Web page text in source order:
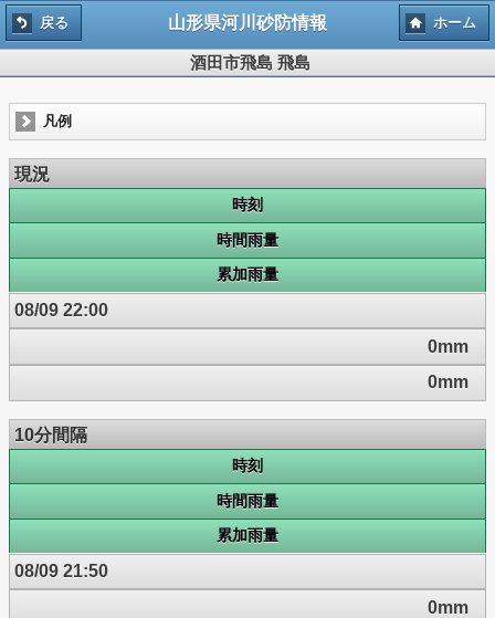
戻る 山形県河川砂防情報 ホーム
酒田市飛島 飛島
凡例
現況
時刻
時間雨量
累加雨量
08/09 22:00
0mm
0mm
10分間隔
時刻
時間雨量
累加雨量
08/09 21:50
0mm